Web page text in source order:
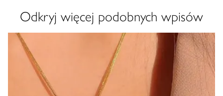
Odkryj więcej podobnych wpisów